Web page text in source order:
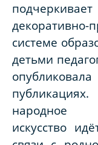
системе
детьми
народное
искусство